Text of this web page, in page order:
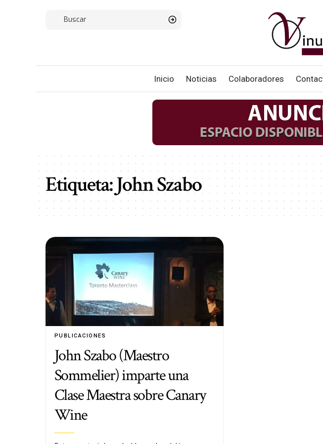
Inicio Noticias Colaboradores
Etiqueta:John Szabo
PUBLICACIONES
John Szabo (Maestro
Sommelier) imparte una
Clase Maestra sobre Canary
Wine